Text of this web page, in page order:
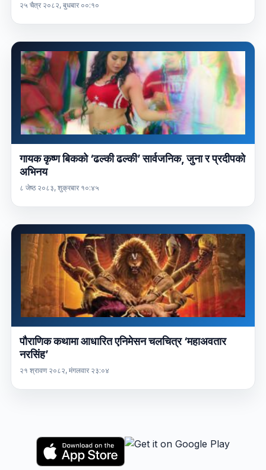
२५ चैत्र २०८२, बुधबार ००:१०
गायक कृष्ण बिकको ‘ढल्की ढल्की’ सार्वजनिक, जुना र प्रदीपको
अभिनय
८ जेष्ठ २०८३, शुक्रबार १०:४५
पौराणिक कथामा आधारित एनिमेसन चलचित्र ‘महाअवतार
नरसिंह’
२१ श्रावण २०८२, मंगलवार २३:०४